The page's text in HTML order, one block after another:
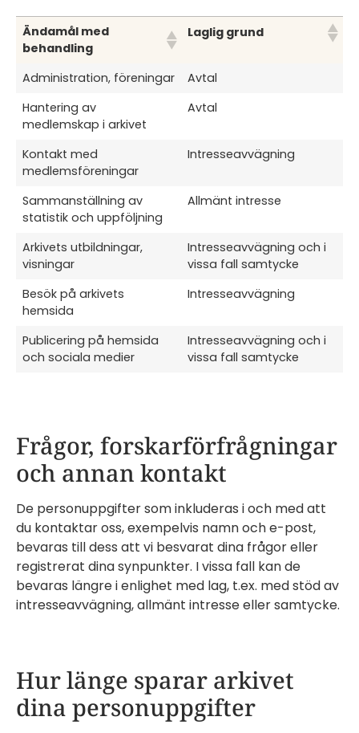
Ändamål med
behandling
Laglig grund
Administration, föreningar
Avtal
Hantering av
medlemskap i arkivet
Avtal
Kontakt med
medlemsföreningar
Intresseavvägning
Sammanställning av
statistik och uppföljning
Allmänt intresse
Arkivets utbildningar,
visningar
Intresseavvägning och i
vissa fall samtycke
Besök på arkivets
hemsida
Intresseavvägning
Publicering på hemsida
och sociala medier
Intresseavvägning och i
vissa fall samtycke
Frågor, forskarförfrågningar
och annan kontakt
De personuppgifter som inkluderas i och med att
du kontaktar oss, exempelvis namn och e-post,
bevaras till dess att vi besvarat dina frågor eller
registrerat dina synpunkter. I vissa fall kan de
bevaras längre i enlighet med lag, t.ex. med stöd av
intresseavvägning, allmänt intresse eller samtycke.
Hur länge sparar arkivet
dina personuppgifter